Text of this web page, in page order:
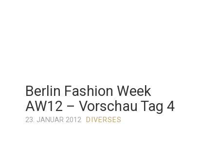
Berlin Fashion Week
AW12 – Vorschau Tag 4
23. JANUAR 2012 DIVERSES